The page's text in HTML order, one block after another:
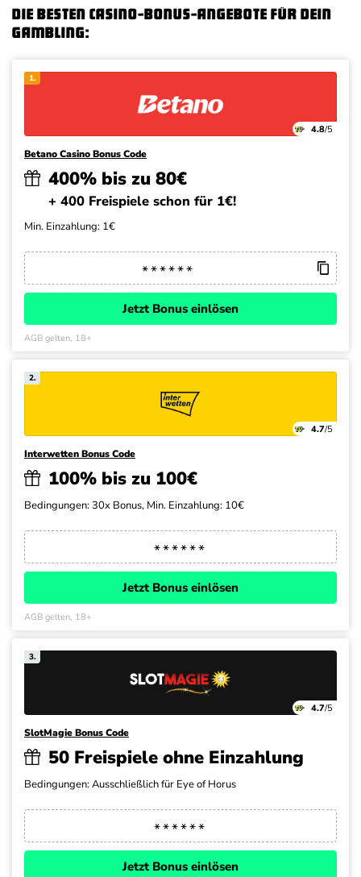
Die besten Casino-Bonus-Angebote für dein
Gambling:
1.
4.8/5
Betano Casino Bonus Code
400% bis zu 80€
+ 400 Freispiele schon für 1€!
Min. Einzahlung: 1€
Jetzt Bonus einlösen
AGB gelten, 18+
2.
4.7/5
Interwetten Bonus Code
100% bis zu 100€
Bedingungen: 30x Bonus, Min. Einzahlung: 10€
Jetzt Bonus einlösen
AGB gelten, 18+
3.
4.7/5
SlotMagie Bonus Code
50 Freispiele ohne Einzahlung
Bedingungen: Ausschließlich für Eye of Horus
Jetzt Bonus einlösen